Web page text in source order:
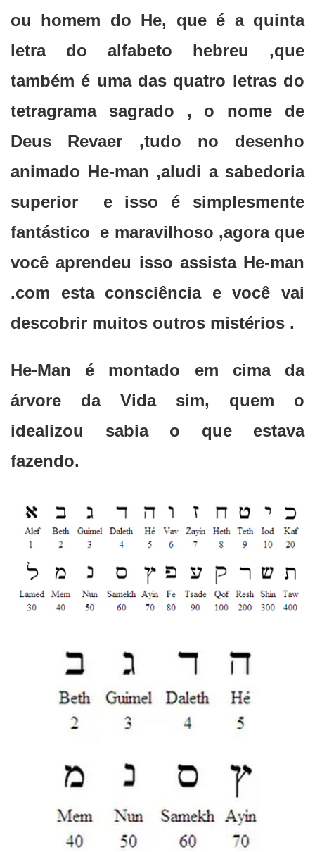
ou homem do He, que é a quinta
letra do alfabeto hebreu ,que
também é uma das quatro letras do
tetragrama sagrado , o nome de
Deus Revaer ,tudo no desenho
animado He-man ,aludi a sabedoria
superior e isso é simplesmente
fantástico e maravilhoso ,agora que
você aprendeu isso assista He-man
.com esta consciência e você vai
descobrir muitos outros mistérios .
He-Man é montado em cima da
árvore da Vida sim, quem o
idealizou sabia o que estava
fazendo.